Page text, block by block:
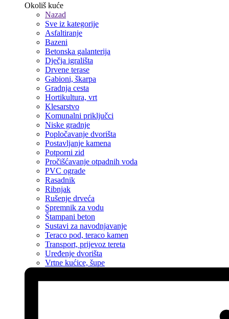
Okoliš kuće
Nazad
Sve iz kategorije
Asfaltiranje
Bazeni
Betonska galanterija
Dječja igrališta
Drvene terase
Gabioni, škarpa
Gradnja cesta
Hortikultura, vrt
Klesarstvo
Komunalni priključci
Niske gradnje
Popločavanje dvorišta
Postavljanje kamena
Potporni zid
Pročišćavanje otpadnih voda
PVC ograde
Rasadnik
Ribnjak
Rušenje drveća
Spremnik za vodu
Štampani beton
Sustavi za navodnjavanje
Teraco pod, teraco kamen
Transport, prijevoz tereta
Uređenje dvorišta
Vrtne kućice, šupe